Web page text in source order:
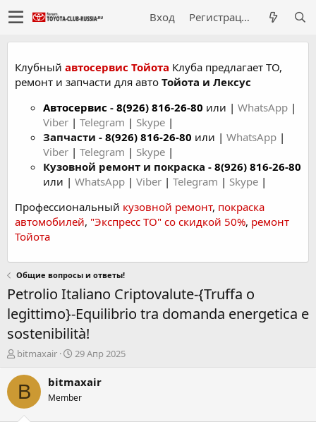
Вход Регистрация
Клубный автосервис Тойота Клуба предлагает ТО,
ремонт и запчасти для авто Тойота и Лексус
Автосервис - 8(926) 816-26-80 или | WhatsApp |
Viber | Telegram | Skype |
Запчасти - 8(926) 816-26-80 или | WhatsApp |
Viber | Telegram | Skype |
Кузовной ремонт и покраска - 8(926) 816-26-80
или | WhatsApp | Viber | Telegram | Skype |
Профессиональный кузовной ремонт, покраска
автомобилей, "Экспресс ТО" со скидкой 50%, ремонт
Тойота
Общие вопросы и ответы!
Petrolio Italiano Criptovalute-{Truffa o
legittimo}-Equilibrio tra domanda energetica e
sostenibilità!
А
т
о
р
bitmaxair
Д
т
н
29 Апр 2025
B bitmaxair
Member